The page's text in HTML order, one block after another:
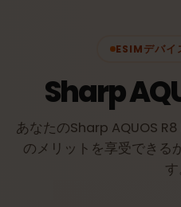
ESIMデバイ
Sharp
あなたのSharp AQUOS
のメリットを享受できる
す